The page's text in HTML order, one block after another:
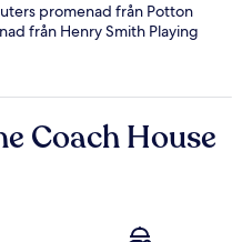
promenad från Potton
från Henry Smith Playing
Coach House